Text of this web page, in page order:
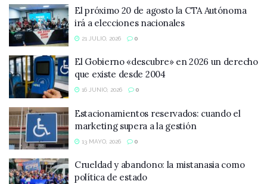
El próximo 20 de agosto la CTA Autónoma
irá a elecciones nacionales
21 JULIO, 2026 0
El Gobierno «descubre» en 2026 un derecho
que existe desde 2004
16 JUNIO, 2026 0
Estacionamientos reservados: cuando el
marketing supera a la gestión
13 MAYO, 2026 0
Crueldad y abandono: la mistanasia como
política de estado